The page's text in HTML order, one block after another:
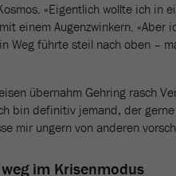
«Eigentlich wollte ich in
einem Augenzwinkern. «Aber
Weg führte steil nach oben –
übernahm Gehring rasch
bin definitiv jemand, der
mir ungern von anderen
im Krisenmodus